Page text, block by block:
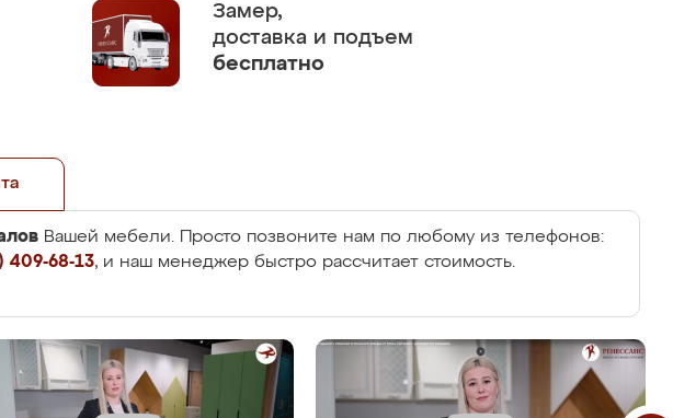
Замер,
доставка и подъем
бесплатно
Вашей мебели. Просто позвоните нам по любому из телефонов:
409-68-13, и наш менеджер быстро рассчитает стоимость.